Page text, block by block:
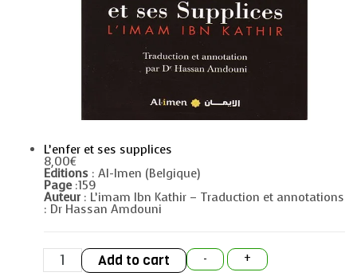
L’enfer et ses supplices
8,00€
Editions : Al-Imen (Belgique)
Page:159
Auteur : L’imam Ibn Kathir – Traduction et annotations
: Dr Hassan Amdouni
-
L'enfer
ses
+
Add to cart